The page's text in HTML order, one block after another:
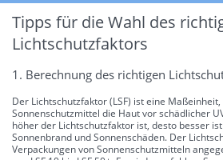
Tipps für die Wahl des
Lichtschutzfaktors
1. Berechnung des richtigen
Der Lichtschutzfaktor (LSF) ist eine
Sonnenschutzmittel die Haut vor schädlicher
höher der Lichtschutzfaktor ist, desto besser
Sonnenbrand und Sonnenschäden. Der
Verpackungen von Sonnenschutzmitteln